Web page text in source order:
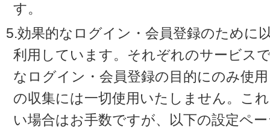
す。
5.効果的なログイン・会員登録のために
利用しています。それぞれのサービス
なログイン・会員登録の目的にのみ使
の収集には一切使用いたしません。こ
い場合はお手数ですが、以下の設定ペ